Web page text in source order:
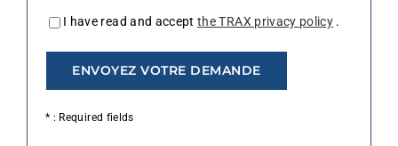
I have read and acceptthe TRAX privacy policy .
* : Required fields